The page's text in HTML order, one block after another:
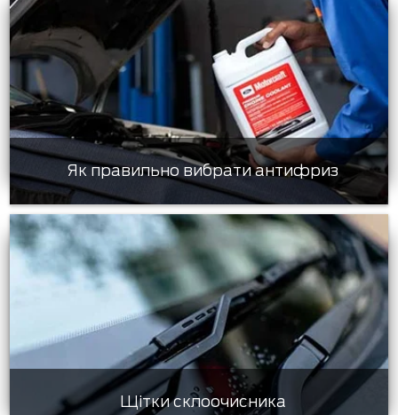
Як правильно вибрати антифриз
Щітки склоочисника